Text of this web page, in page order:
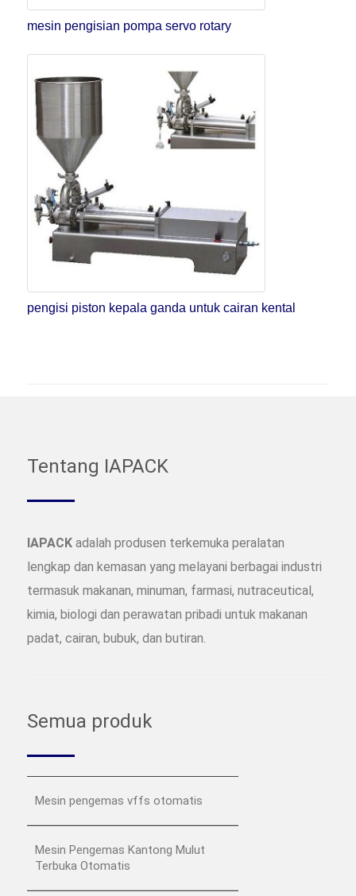
mesin pengisian pompa servo rotary
pengisi piston kepala ganda untuk cairan kental
Tentang IAPACK
IAPACK adalah produsen terkemuka peralatan
lengkap dan kemasan yang melayani berbagai industri
termasuk makanan, minuman, farmasi, nutraceutical,
kimia, biologi dan perawatan pribadi untuk makanan
padat, cairan, bubuk, dan butiran.
Semua produk
Mesin pengemas vffs otomatis
Mesin Pengemas Kantong Mulut
Terbuka Otomatis